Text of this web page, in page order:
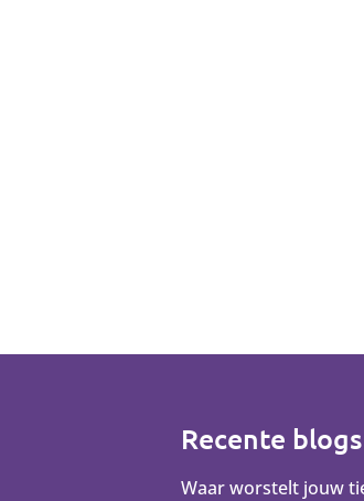
Recente blogs
Waar worstelt jouw